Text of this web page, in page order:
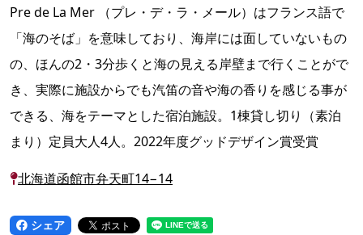
Pre de La Mer （プレ・デ・ラ・メール）はフランス語で
「海のそば」を意味しており、海岸には面していないもの
の、ほんの2・3分歩くと海の見える岸壁まで行くことがで
き、実際に施設からでも汽笛の音や海の香りを感じる事が
できる、海をテーマとした宿泊施設。1棟貸し切り（素泊
まり）定員大人4人。2022年度グッドデザイン賞受賞
北海道函館市弁天町14−14
シェア